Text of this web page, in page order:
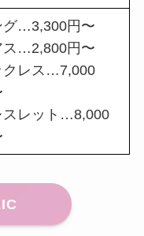
グ…3,300円〜
ス…2,800円〜
クレス…7,000
スレット…8,000